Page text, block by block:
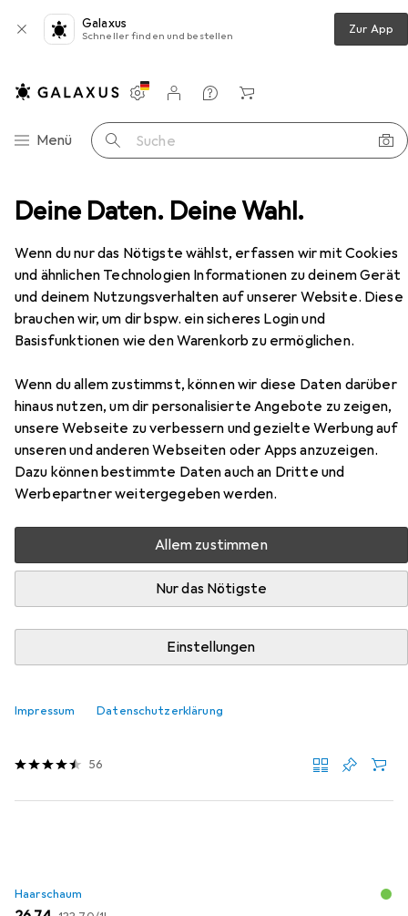
Deine Daten. Deine Wahl.
Wenn du nur das Nötigste wählst, erfassen wir mit Cookies
und ähnlichen Technologien Informationen zu deinem Gerät
und deinem Nutzungsverhalten auf unserer Website. Diese
brauchen wir, um dir bspw. ein sicheres Login und
Basisfunktionen wie den Warenkorb zu ermöglichen.
Wenn du allem zustimmst, können wir diese Daten darüber
hinaus nutzen, um dir personalisierte Angebote zu zeigen,
unsere Webseite zu verbessern und gezielte Werbung auf
unseren und anderen Webseiten oder Apps anzuzeigen.
Dazu können bestimmte Daten auch an Dritte und
Werbepartner weitergegeben werden.
Allem zustimmen
Nur das Nötigste
Einstellungen
Impressum Datenschutzerklärung
Galaxus
Schneller finden und bestellen Zur App
Navigation nach Kategorien
Menü Suche
Einstellungen
Kundenkonto
Vergleichslisten
Merklisten
Warenkorb
Comair Metallwkl. lang 12er 45mm violett
EUR
13,57
ComairMetallwkl. lang 12er 45mm
violett
Zubehör für Comair Metallwkl.
lang 12er 45mm violett
Hier findest du passendes Zubehör zum Produkt Comair
Metallwkl. lang 12er 45mm violett aus der Kategorie
Haarschaum.
WellaBoost Bounce
56
Haarschaum
EUR